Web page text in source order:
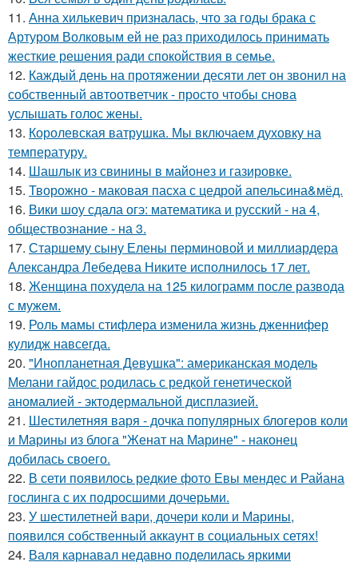
11. Анна хилькевич призналась, что за годы брака с
Артуром Волковым ей не раз приходилось принимать
жесткие решения ради спокойствия в семье.
12. Каждый день на протяжении десяти лет он звонил на
собственный автоответчик - просто чтобы снова
услышать голос жены.
13. Королевская ватрушка. Мы включаем духовку на
температуру.
14. Шашлык из свинины в майонез и газировке.
15. Творожно - маковая пасха с цедрой апельсина&мёд.
16. Вики шоу сдала огэ: математика и русский - на 4,
обществознание - на 3.
17. Старшему сыну Елены перминовой и миллиардера
Александра Лебедева Никите исполнилось 17 лет.
18. Женщина похудела на 125 килограмм после развода
с мужем.
19. Роль мамы стифлера изменила жизнь дженнифер
кулидж навсегда.
20. "Инопланетная Девушка": американская модель
Мелани гайдос родилась с редкой генетической
аномалией - эктодермальной дисплазией.
21. Шестилетняя варя - дочка популярных блогеров коли
и Марины из блога "Женат на Марине" - наконец
добилась своего.
22. В сети появилось редкие фото Евы мендес и Райана
гослинга с их подросшими дочерьми.
23. У шестилетней вари, дочери коли и Марины,
появился собственный аккаунт в социальных сетях!
24. Валя карнавал недавно поделилась яркими